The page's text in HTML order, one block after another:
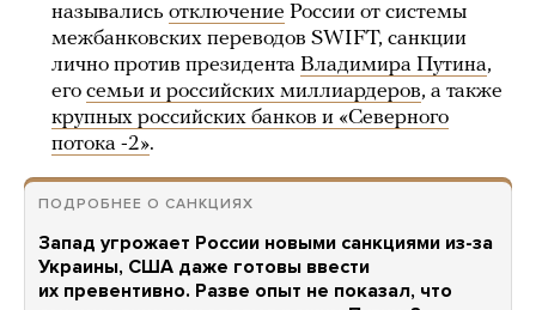
назывались отключение России от системы
межбанковских переводов SWIFT, санкции
лично против президента Владимира Путина,
его семьи и российских миллиардеров, а также
крупных российских банков и «Северного
потока -2».
ПОДРОБНЕЕ О САНКЦИЯХ
Запад угрожает России новыми санкциями из-за
Украины, США даже готовы ввести
их превентивно. Разве опыт не показал, что